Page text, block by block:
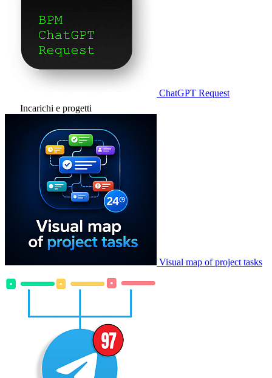
ChatGPT Request
Incarichi e progetti
Visual map of project tasks